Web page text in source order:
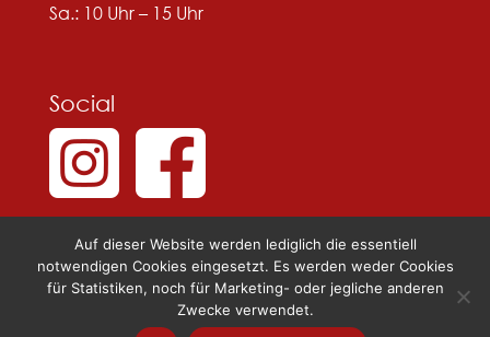
Sa.: 10 Uhr – 15 Uhr
Social
© 2025 Sternkopf & Hübel |
Auf dieser Website werden lediglich die essentiell
notwendigen Cookies eingesetzt. Es werden weder Cookies
für Statistiken, noch für Marketing- oder jegliche anderen
Zwecke verwendet.